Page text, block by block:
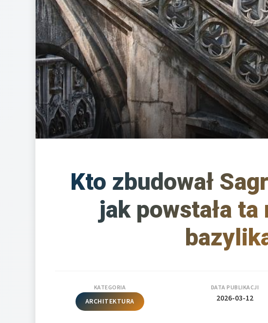
Kto zbudował
jak powstała ta
KATEGORIA
ARCHITEKTURA
DATA PUBLIKACJI
2026-03-12